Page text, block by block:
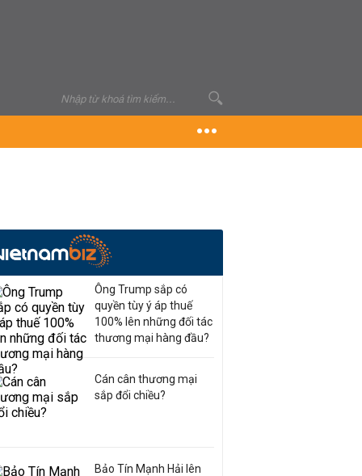
Ông Trump sắp có
quyền tùy ý áp thuế
100% lên những đối tác
thương mại hàng đầu?
Cán cân thương mại
sắp đổi chiều?
Bảo Tín Mạnh Hải lên